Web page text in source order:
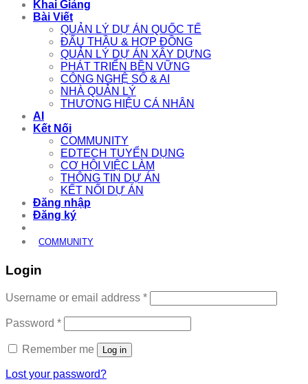
Khai Giảng
Bài Viết
QUẢN LÝ DỰ ÁN QUỐC TẾ
ĐẤU THẦU & HỢP ĐỒNG
QUẢN LÝ DỰ ÁN XÂY DỰNG
PHÁT TRIỂN BỀN VỮNG
CÔNG NGHỆ SỐ & AI
NHÀ QUẢN LÝ
THƯƠNG HIỆU CÁ NHÂN
AI
Kết Nối
COMMUNITY
EDTECH TUYỂN DỤNG
CƠ HỘI VIỆC LÀM
THÔNG TIN DỰ ÁN
KẾT NỐI DỰ ÁN
Đăng nhập
Đăng ký
COMMUNITY
Login
Username or email address *Required
Password *Required
Remember me Log in
Lost your password?